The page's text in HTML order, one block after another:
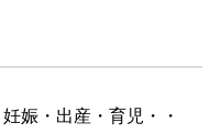
娠・出産・育児・・